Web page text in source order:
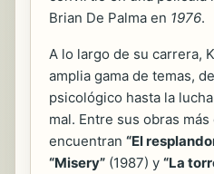
Brian De Palma en 1976.
A lo largo de su carrera,
amplia gama de temas,
psicológico hasta la
mal. Entre sus obras
encuentran “El
“Misery” (1987) y “La